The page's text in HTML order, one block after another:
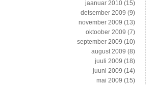
jaanuar 2010 (15)
detsember 2009 (9)
november 2009 (13)
oktoober 2009 (7)
september 2009 (10)
august 2009 (8)
juuli 2009 (18)
juuni 2009 (14)
mai 2009 (15)